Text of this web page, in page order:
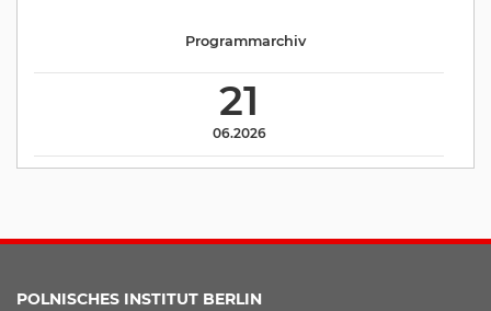
21
06.2026
Programmarchiv
POLNISCHES INSTITUT BERLIN